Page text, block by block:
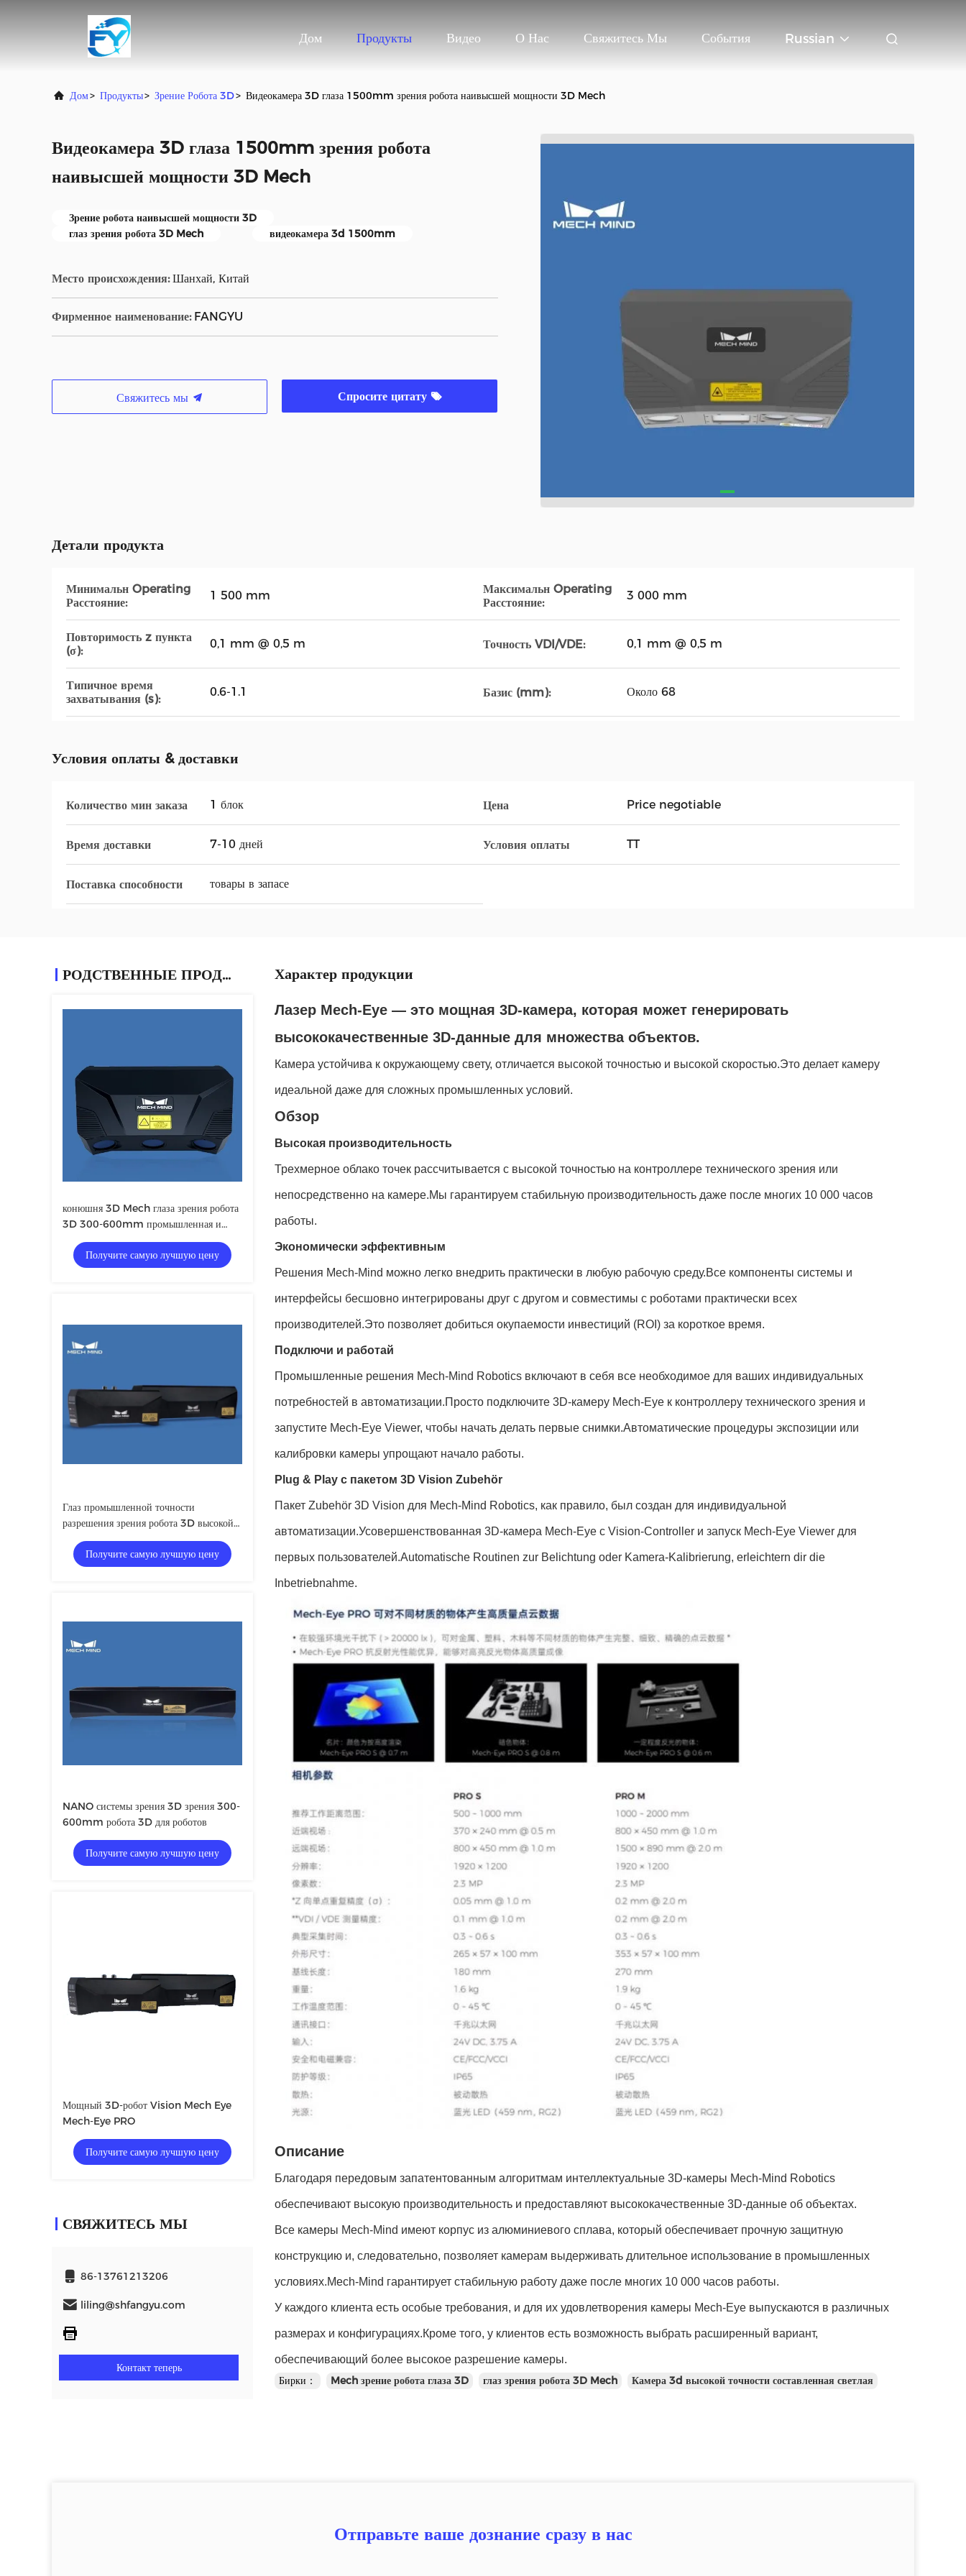
Дом Продукты Видео О Нас Свяжитесь Мы События Russian
Дом> Продукты> Зрение Робота 3D> Видеокамера 3D глаза 1500mm зрения робота наивысшей мощности 3D Mech
Видеокамера 3D глаза 1500mm зрения робота
наивысшей мощности 3D Mech
Зрение робота наивысшей мощности 3D
глаз зрения робота 3D Mech
видеокамера 3d 1500mm
Место происхождения: Шанхай, Китай
Фирменное наименование: FANGYU
Свяжитесь мы Спросите цитату
Детали продукта
Минимальн Operating
Расстояние:
1 500 mm
Максимальн Operating
Расстояние:
3 000 mm
Повторимость z пункта
(σ):
0,1 mm @ 0,5 m Точность VDI/VDE: 0,1 mm @ 0,5 m
Типичное время
захватывания (s):
0.6-1.1 Базис (mm): Около 68
Условия оплаты & доставки
Количество мин заказа 1 блок Цена Price negotiable
Время доставки 7-10 дней Условия оплаты TT
Поставка способности товары в запасе
РОДСТВЕННЫЕ ПРОДУКТЫ
конюшня 3D Mech глаза зрения робота
3D 300-600mm промышленная и
надежное просматривая представление
Получите самую лучшую цену
Глаз промышленной точности
разрешения зрения робота 3D высокой
Mech
Получите самую лучшую цену
NANO системы зрения 3D зрения 300-
600mm робота 3D для роботов
Получите самую лучшую цену
Мощный 3D-робот Vision Mech Eye
Mech-Eye PRO
Получите самую лучшую цену
СВЯЖИТЕСЬ МЫ
86-13761213206
liling@shfangyu.com
Контакт теперь
Характер продукции
Лазер Mech-Eye — это мощная 3D-камера, которая может генерировать
высококачественные 3D-данные для множества объектов.
Камера устойчива к окружающему свету, отличается высокой точностью и высокой скоростью.Это делает камеру
идеальной даже для сложных промышленных условий.
Обзор
Высокая производительность
Трехмерное облако точек рассчитывается с высокой точностью на контроллере технического зрения или
непосредственно на камере.Мы гарантируем стабильную производительность даже после многих 10 000 часов
работы.
Экономически эффективным
Решения Mech-Mind можно легко внедрить практически в любую рабочую среду.Все компоненты системы и
интерфейсы бесшовно интегрированы друг с другом и совместимы с роботами практически всех
производителей.Это позволяет добиться окупаемости инвестиций (ROI) за короткое время.
Подключи и работай
Промышленные решения Mech-Mind Robotics включают в себя все необходимое для ваших индивидуальных
потребностей в автоматизации.Просто подключите 3D-камеру Mech-Eye к контроллеру технического зрения и
запустите Mech-Eye Viewer, чтобы начать делать первые снимки.Автоматические процедуры экспозиции или
калибровки камеры упрощают начало работы.
Plug & Play с пакетом 3D Vision Zubehör
Пакет Zubehör 3D Vision для Mech-Mind Robotics, как правило, был создан для индивидуальной
автоматизации.Усовершенствованная 3D-камера Mech-Eye с Vision-Controller и запуск Mech-Eye Viewer для
первых пользователей.Automatische Routinen zur Belichtung oder Kamera-Kalibrierung, erleichtern dir die
Inbetriebnahme.
Описание
Благодаря передовым запатентованным алгоритмам интеллектуальные 3D-камеры Mech-Mind Robotics
обеспечивают высокую производительность и предоставляют высококачественные 3D-данные об объектах.
Все камеры Mech-Mind имеют корпус из алюминиевого сплава, который обеспечивает прочную защитную
конструкцию и, следовательно, позволяет камерам выдерживать длительное использование в промышленных
условиях.Mech-Mind гарантирует стабильную работу даже после многих 10 000 часов работы.
У каждого клиента есть особые требования, и для их удовлетворения камеры Mech-Eye выпускаются в различных
размерах и конфигурациях.Кроме того, у клиентов есть возможность выбрать расширенный вариант,
обеспечивающий более высокое разрешение камеры.
Бирки： Mech зрение робота глаза 3D глаз зрения робота 3D Mech Камера 3d высокой точности составленная светлая
Отправьте ваше дознание сразу в нас